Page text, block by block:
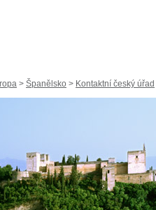
> Španělsko > Kontaktní český úřad